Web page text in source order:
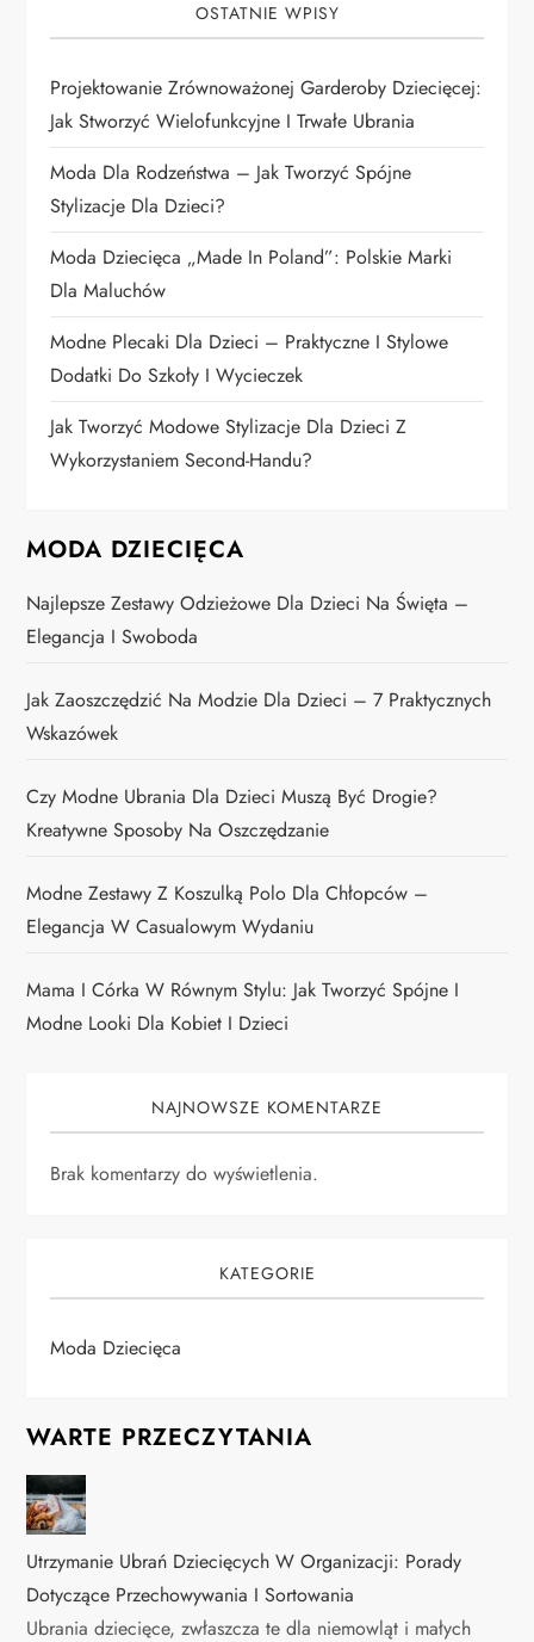
a
w
p
i
s
u
OSTATNIE WPISY
Projektowanie Zrównoważonej Garderoby Dziecięcej:
Jak Stworzyć Wielofunkcyjne I Trwałe Ubrania
Moda Dla Rodzeństwa – Jak Tworzyć Spójne
Stylizacje Dla Dzieci?
Moda Dziecięca „Made In Poland”: Polskie Marki
Dla Maluchów
Modne Plecaki Dla Dzieci – Praktyczne I Stylowe
Dodatki Do Szkoły I Wycieczek
Jak Tworzyć Modowe Stylizacje Dla Dzieci Z
Wykorzystaniem Second-Handu?
MODA DZIECIĘCA
Najlepsze Zestawy Odzieżowe Dla Dzieci Na Święta –
Elegancja I Swoboda
Jak Zaoszczędzić Na Modzie Dla Dzieci – 7 Praktycznych
Wskazówek
Czy Modne Ubrania Dla Dzieci Muszą Być Drogie?
Kreatywne Sposoby Na Oszczędzanie
Modne Zestawy Z Koszulką Polo Dla Chłopców –
Elegancja W Casualowym Wydaniu
Mama I Córka W Równym Stylu: Jak Tworzyć Spójne I
Modne Looki Dla Kobiet I Dzieci
NAJNOWSZE KOMENTARZE
Brak komentarzy do wyświetlenia.
KATEGORIE
Moda Dziecięca
WARTE PRZECZYTANIA
Utrzymanie Ubrań Dziecięcych W Organizacji: Porady
Dotyczące Przechowywania I Sortowania
Ubrania dziecięce, zwłaszcza te dla niemowląt i małych